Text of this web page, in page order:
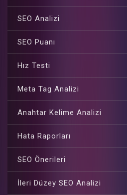
SEO Analizi
SEO Puanı
Hız Testi
Meta Tag Analizi
Anahtar Kelime Analizi
Hata Raporları
SEO Önerileri
İleri Düzey SEO Analizi